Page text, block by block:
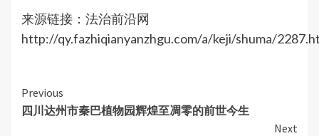
来源链接：法治前沿网
http://qy.fazhiqianyanzhgu.com/a/keji/shuma/
Continue
Reading
Previous
四川达州市秦巴植物园辉煌至凋零的前世今生
Next